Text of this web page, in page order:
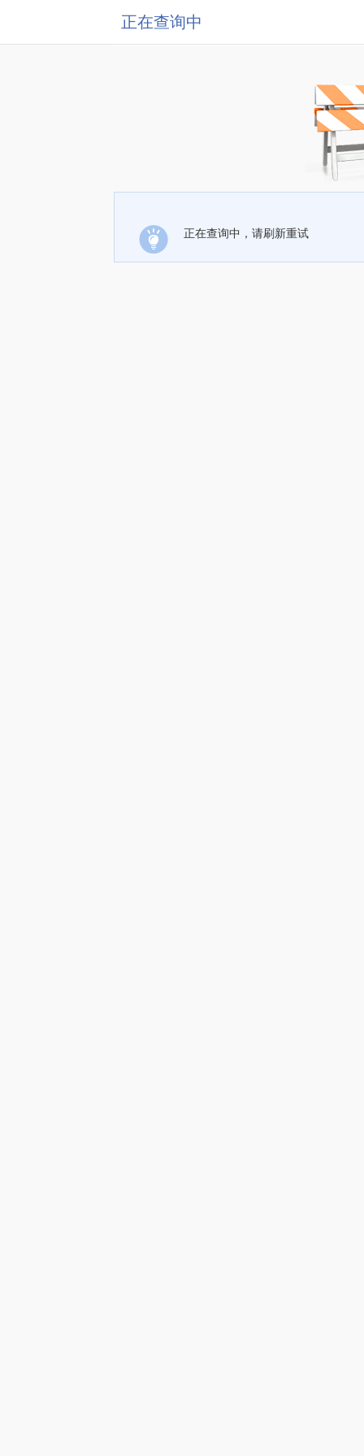
正在查询中
正在查询中，请刷新重试